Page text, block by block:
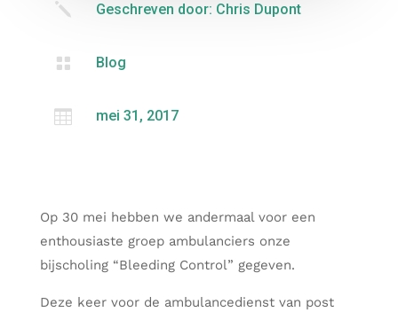
j Geschreven door: Chris Dupont
 Blog
 mei 31, 2017
Op 30 mei hebben we andermaal voor een
enthousiaste groep ambulanciers onze
bijscholing “Bleeding Control” gegeven.
Deze keer voor de ambulancedienst van post